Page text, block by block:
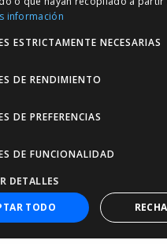
21 30
información
ESTRICTAMENTE NECESARIAS
DE RENDIMIENTO
DE PREFERENCIAS
DE FUNCIONALIDAD
DETALLES
TODO